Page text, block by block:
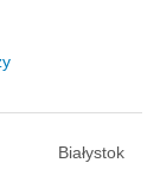
Białystok